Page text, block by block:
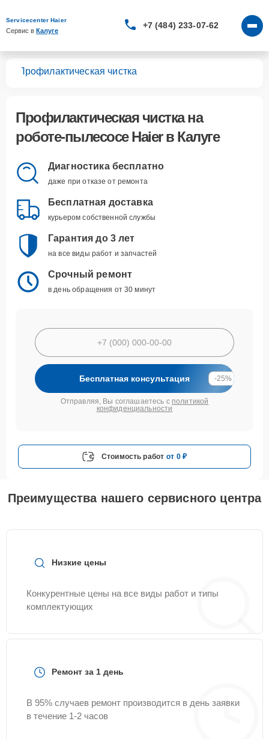
Servicecenter Haier
Сервис в Калуге
+7 (484) 233-07-62
Профилактическая чистка
Профилактическая чисткана
роботе-пылесосе Haier в Калуге
Диагностика бесплатно
даже при отказе от ремонта
Бесплатная доставка
курьером собственной службы
Гарантия до 3 лет
на все виды работ и запчастей
Срочный ремонт
в день обращения от 30 минут
Бесплатная консультация -25%
Отправляя, Вы соглашаетесь с политикой
конфиденциальности
Стоимость работ от 0 ₽
Преимущества нашего сервисного центра
Низкие цены
Конкурентные цены на все виды работ и типы
комплектующих
Ремонт за 1 день
В 95% случаев ремонт производится в день заявки
в течение 1-2 часов